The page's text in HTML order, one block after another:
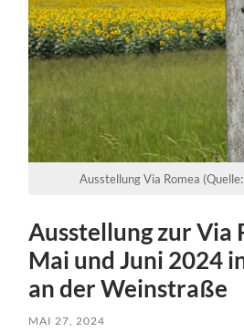
Ausstellung Via Romea
Ausstellung zur Via
Mai und Juni 2024
an der Weinstraße
MAI 27, 2024